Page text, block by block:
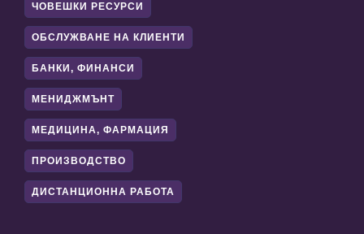
ЧОВЕШКИ РЕСУРСИ
ОБСЛУЖВАНЕ НА КЛИЕНТИ
БАНКИ, ФИНАНСИ
МЕНИДЖМЪНТ
МЕДИЦИНА, ФАРМАЦИЯ
ПРОИЗВОДСТВО
ДИСТАНЦИОННА РАБОТА